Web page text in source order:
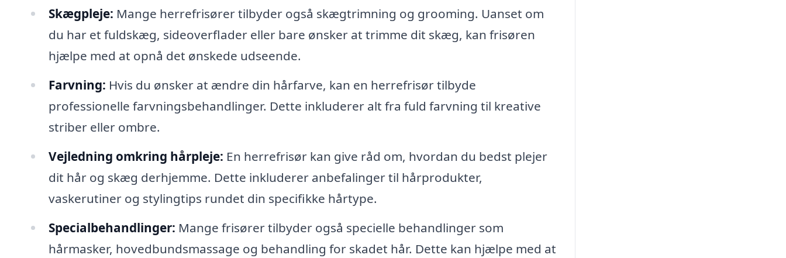
Skægpleje: Mange herrefrisører tilbyder også skægtrimning og grooming. Uanset om
du har et fuldskæg, sideoverflader eller bare ønsker at trimme dit skæg, kan frisøren
hjælpe med at opnå det ønskede udseende.
Farvning: Hvis du ønsker at ændre din hårfarve, kan en herrefrisør tilbyde
professionelle farvningsbehandlinger. Dette inkluderer alt fra fuld farvning til kreative
striber eller ombre.
Vejledning omkring hårpleje: En herrefrisør kan give råd om, hvordan du bedst plejer
dit hår og skæg derhjemme. Dette inkluderer anbefalinger til hårprodukter,
vaskerutiner og stylingtips rundet din specifikke hårtype.
Specialbehandlinger: Mange frisører tilbyder også specielle behandlinger som
hårmasker, hovedbundsmassage og behandling for skadet hår. Dette kan hjælpe med at